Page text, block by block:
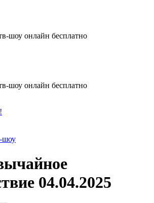
шоу онлайн бесплатно
шоу онлайн бесплатно
шоу
04.04.2025